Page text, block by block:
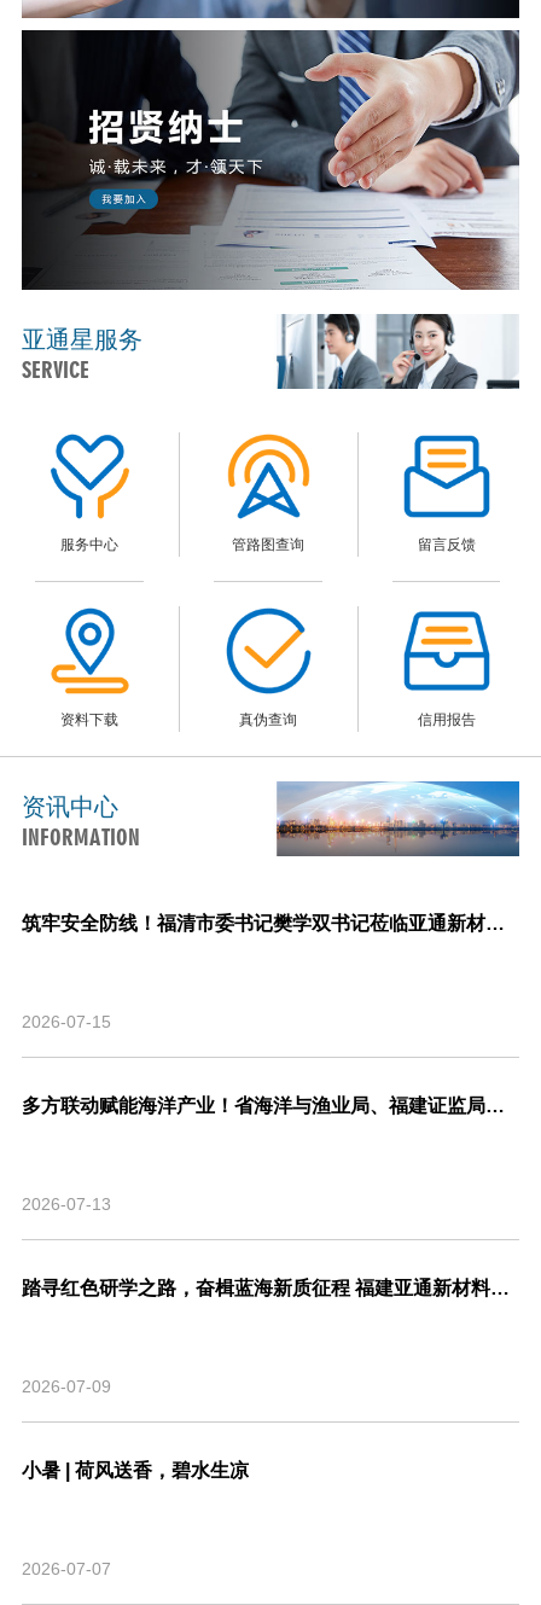
亚通星服务
SERVICE
服务中心 管路图查询 留言反馈
资料下载 真伪查询 信用报告
资讯中心
INFORMATION
筑牢安全防线！福清市委书记樊学双书记莅临亚通新材料调研指导安全生产与生产经营工作！
2026-07-15
多方联动赋能海洋产业！省海洋与渔业局、福建证监局、北交所、市委金融办联合走访亚通新材料调研座谈！
2026-07-13
踏寻红色研学之路，奋楫蓝海新质征程 福建亚通新材料科技股份有限公司党支部联合福建省渔业行业协会党支部开展主题共建活动
2026-07-09
小暑 | 荷风送香，碧水生凉
2026-07-07